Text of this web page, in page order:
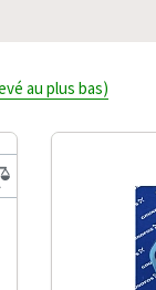
au plus bas)